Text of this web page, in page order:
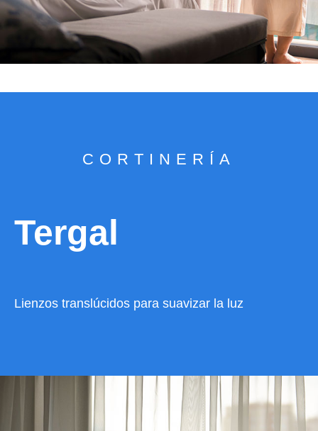
CORTINERÍA
Tergal
Lienzos translúcidos para suavizar la luz